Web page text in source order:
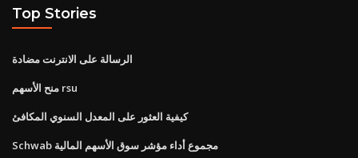
Top Stories
الرسالة على الانترنت مضادة
منح الأسهم rsu
كيفية العثور على المعدل السنوي المكافئ
Schwab مجموع أداء مؤشر سوق الأسهم المالية